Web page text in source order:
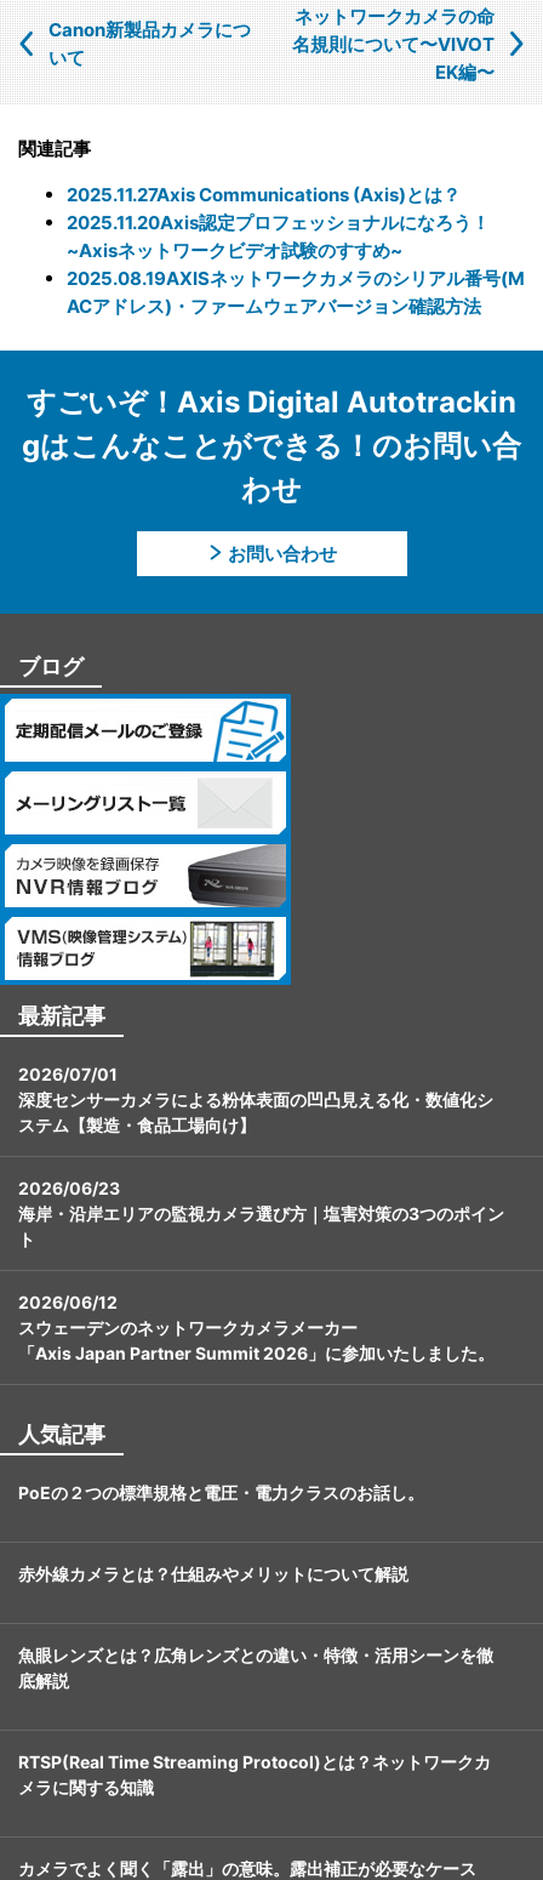
【個人情報の取扱いを委託する場合について】
当社は、利用目的の達成に必要な範囲内において個人情報の取
扱いを第三者に委託する場合があります。この場合、法令及び
す。委託先に対しては個人情報の適切な取扱いを監督指導しま
す。
【個人情報の開示等の請求について】
当社は、開示対象個人情報の「利用目的の通知」「開示」「訂
正、追加、削除」「利用又は提供の拒否」の請求に応じており
らせください。
【個人情報提供の任意性及びその結果について】
当社への個人情報の提供については本人の任意です。ただし、
提供頂けない個人情報の種類によっては、【個人情報の利用目
的】に記載した業務ができない場合があります。
【個人情報に関するお問合せ先】
「開示等のご請求」「苦情・お問合せ」「個人情報保護方針」
－個人情報に関するお問合せ先－
〒060-0807 北海道札幌市北区北7条西4丁目1番地2 KDX札幌
ビル 7F
株式会社システム・ケイ 「個人情報窓口」
TEL：011-299-4416
個人情報保護管理者：管理本部 駒場 諭
Canon新製品カメラにつ
いて
ネットワークカメラの命
名規則について〜VIVOT
EK編〜
関連記事
2025.11.27Axis Communications (Axis)とは？
2025.11.20Axis認定プロフェッショナルになろう！
~Axisネットワークビデオ試験のすすめ~
2025.08.19AXISネットワークカメラのシリアル番号(M
ACアドレス)・ファームウェアバージョン確認方法
すごいぞ！Axis Digital Autotrackin
gはこんなことができる！のお問い合
わせ
お問い合わせ
ブログ
最新記事
2026/07/01
深度センサーカメラによる粉体表面の凹凸見える化・数値化シ
ステム【製造・食品工場向け】
2026/06/23
海岸・沿岸エリアの監視カメラ選び方｜塩害対策の3つのポイン
ト
2026/06/12
スウェーデンのネットワークカメラメーカー
「Axis Japan Partner Summit 2026」に参加いたしました。
人気記事
PoEの２つの標準規格と電圧・電力クラスのお話し。
赤外線カメラとは？仕組みやメリットについて解説
魚眼レンズとは？広角レンズとの違い・特徴・活用シーンを徹
底解説
RTSP(Real Time Streaming Protocol)とは？ネットワークカ
メラに関する知識
カメラでよく聞く「露出」の意味。露出補正が必要なケース